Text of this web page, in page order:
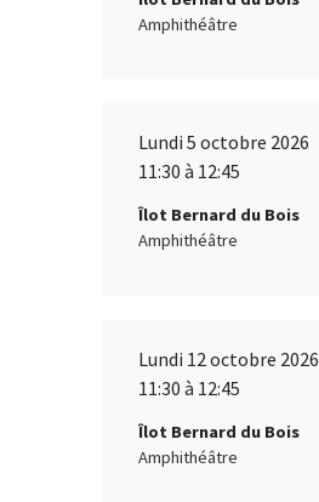
Amphithéâtre
Lundi 5 octobre 2026
11:30 à 12:45
Îlot Bernard du Bois
Amphithéâtre
Lundi 12 octobre 2026
11:30 à 12:45
Îlot Bernard du Bois
Amphithéâtre